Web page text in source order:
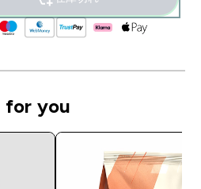
for you